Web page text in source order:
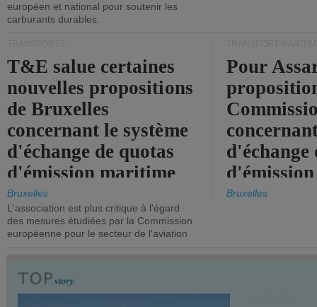
européen et national pour soutenir les
carburants durables.
T&E salue certaines
nouvelles propositions
de Bruxelles
concernant le système
d'échange de quotas
d'émission maritime
de l'UE.
Bruxelles
L'association est plus critique à l'égard
des mesures étudiées par la Commission
européenne pour le secteur de l'aviation
Pour
d'échange
timide,
Bruxelles